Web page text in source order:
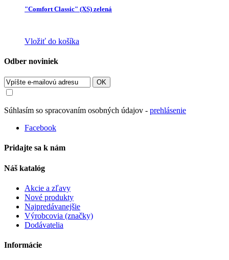
"Comfort Classic" (XS) zelená
Vložiť do košíka
Odber noviniek
OK
Súhlasím so spracovaním osobných údajov - prehlásenie
Facebook
Pridajte sa k nám
Náš katalóg
Akcie a zľavy
Nové produkty
Najpredávanejšie
Výrobcovia (značky)
Dodávatelia
Informácie